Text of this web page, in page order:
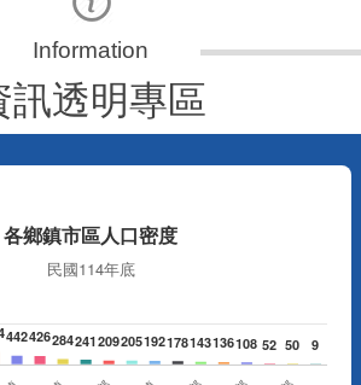
鍾東錦上午主持揭牌儀式，頒發15
勵長輩多參加據點活動，可以更
華街89
號的社區照顧關懷據點，今 ...